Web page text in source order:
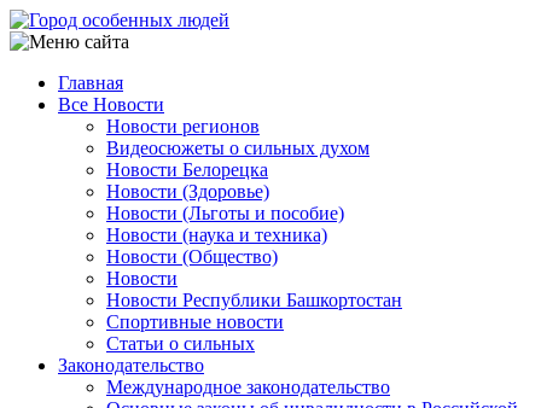
Перейти
к
содержанию
Main
navigation
Главная
Все Новости
Новости регионов
Видеосюжеты о сильных духом
Новости Белорецка
Новости (Здоровье)
Новости (Льготы и пособие)
Новости (наука и техника)
Новости (Общество)
Новости
Новости Республики Башкортостан
Спортивные новости
Статьи о сильных
Законодательство
Международное законодательство